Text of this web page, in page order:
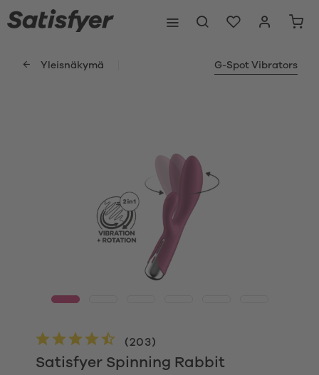
Yleisnäkymä G-Spot Vibrators
Satisfyer Spinning Rabbit
(203)